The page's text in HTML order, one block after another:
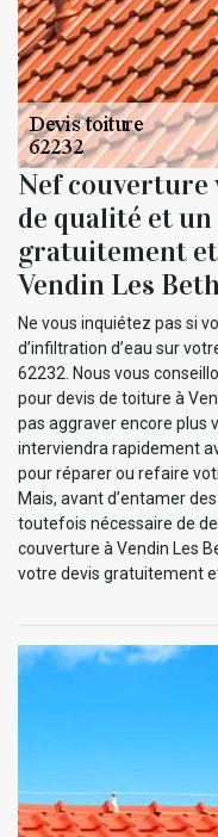
Nef couverture
de qualité et
gratuitement
Vendin Les
Ne vous inquiétez pas si
d’infiltration d’eau sur
62232. Nous vous
pour devis de toiture à
pas aggraver encore plus
interviendra rapidement
pour réparer ou refaire
Mais, avant d’entamer
toutefois nécessaire de
couverture à Vendin Les
votre devis gratuitement